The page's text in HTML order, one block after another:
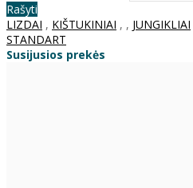
Rašyti
LIZDAI , KIŠTUKINIAI , , JUNGIKLIAI
STANDART
Susijusios prekės